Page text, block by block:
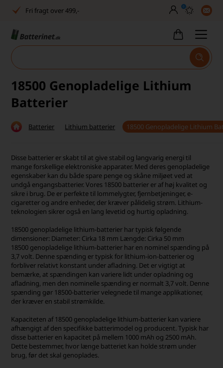
Fri fragt over 499,-
Høj kundetilfredshed
Dansk lager
30 dages returret
Man–fre kl. 10–14
Høj kundetilfredshed
0
18500 Genopladelige Lithium
Batterier
Batterier Lithium batterier 18500 Genopladelige Lithium
Disse batterier er skabt til at give stabil og langvarig energi til
mange forskellige elektroniske apparater. Med deres genopladelige
egenskaber kan du både spare penge og skåne miljøet ved at
undgå engangsbatterier. Vores 18500 batterier er af høj kvalitet og
sikre i brug. De er perfekte til lommelygter, fjernbetjeninger, e-
cigaretter og andre enheder, der kræver pålidelig strøm. Lithium-
teknologien sikrer også en lang levetid og hurtig opladning.
18500 genopladelige lithium-batterier har typisk følgende
dimensioner: Diameter: Cirka 18 mm Længde: Cirka 50 mm
18500 genopladelige lithium-batterier har en nominel spænding på
3,7 volt. Denne spænding er typisk for lithium-ion-batterier og
forbliver relativt konstant under afladning. Det er vigtigt at
bemærke, at spændingen kan variere lidt under opladning og
afladning, men den nominelle spænding er normalt 3,7 volt. Denne
spænding gør 18500-batterier velegnede til mange applikationer,
der kræver en stabil strømkilde.
Kapaciteten af 18500 genopladelige lithium-batterier kan variere
afhængigt af den specifikke batterimodel og producent. Typisk har
disse batterier en kapacitet på mellem 1000 mAh og 2500 mAh.
Dette bestemmer, hvor længe batteriet kan holde strøm under
brug, før det skal genoplades.